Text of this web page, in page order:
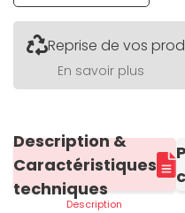
Reprise de vos
En savoir plus
Description &
Caractéristiques
techniques
Description